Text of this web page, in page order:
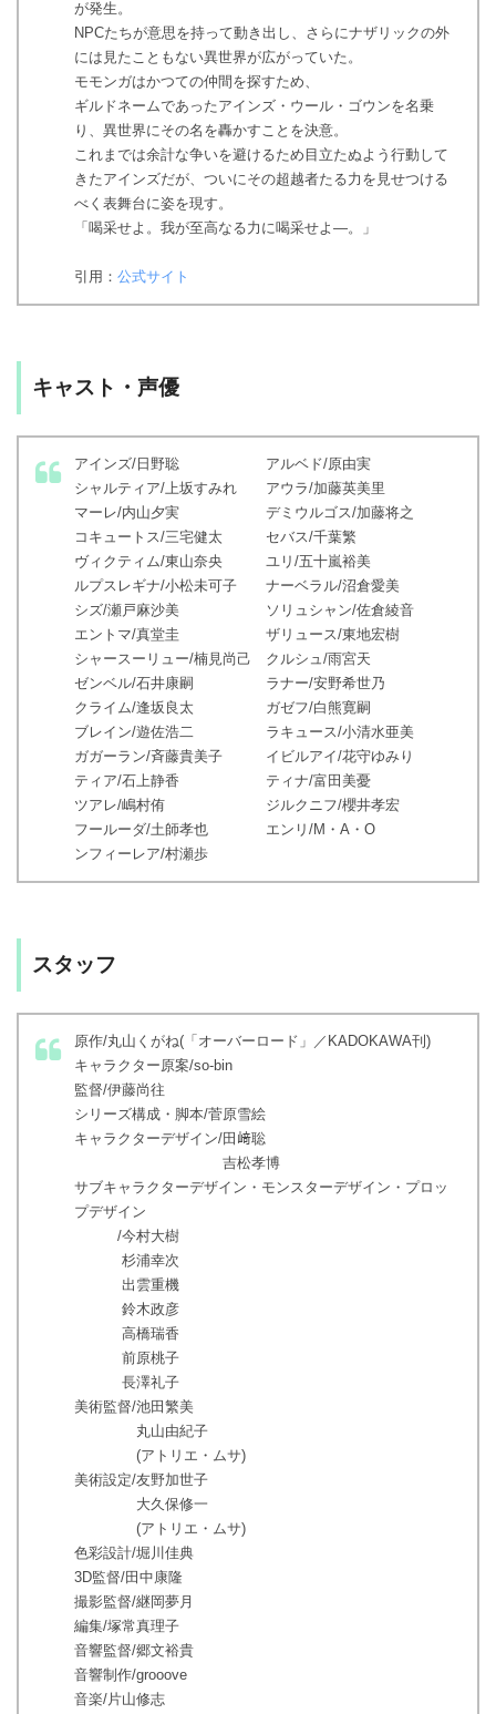
が発生。
NPCたちが意思を持って動き出し、さらにナザリックの外
には見たこともない異世界が広がっていた。
モモンガはかつての仲間を探すため、
ギルドネームであったアインズ・ウール・ゴウンを名乗
り、異世界にその名を轟かすことを決意。
これまでは余計な争いを避けるため目立たぬよう行動して
きたアインズだが、ついにその超越者たる力を見せつける
べく表舞台に姿を現す。
「喝采せよ。我が至高なる力に喝采せよ―。」
引用： 公式サイト
キャスト・声優
アインズ/日野聡 アルベド/原由実
シャルティア/上坂すみれ アウラ/加藤英美里
マーレ/内山夕実 デミウルゴス/加藤将之
コキュートス/三宅健太 セバス/千葉繁
ヴィクティム/東山奈央 ユリ/五十嵐裕美
ルプスレギナ/小松未可子 ナーベラル/沼倉愛美
シズ/瀬戸麻沙美 ソリュシャン/佐倉綾音
エントマ/真堂圭 ザリュース/東地宏樹
シャースーリュー/楠見尚己 クルシュ/雨宮天
ゼンベル/石井康嗣 ラナー/安野希世乃
クライム/逢坂良太 ガゼフ/白熊寛嗣
ブレイン/遊佐浩二 ラキュース/小清水亜美
ガガーラン/斉藤貴美子 イビルアイ/花守ゆみり
ティア/石上静香 ティナ/富田美憂
ツアレ/嶋村侑 ジルクニフ/櫻井孝宏
フールーダ/土師孝也 エンリ/M・A・O
ンフィーレア/村瀬歩
スタッフ
原作/丸山くがね(「オーバーロード」／KADOKAWA刊)
キャラクター原案/so-bin
監督/伊藤尚往
シリーズ構成・脚本/菅原雪絵
キャラクターデザイン/田﨑聡
吉松孝博
サブキャラクターデザイン・モンスターデザイン・プロッ
プデザイン
/今村大樹
杉浦幸次
出雲重機
鈴木政彦
高橋瑞香
前原桃子
長澤礼子
美術監督/池田繁美
丸山由紀子
(アトリエ・ムサ)
美術設定/友野加世子
大久保修一
(アトリエ・ムサ)
色彩設計/堀川佳典
3D監督/田中康隆
撮影監督/継岡夢月
編集/塚常真理子
音響監督/郷文裕貴
音響制作/grooove
音楽/片山修志